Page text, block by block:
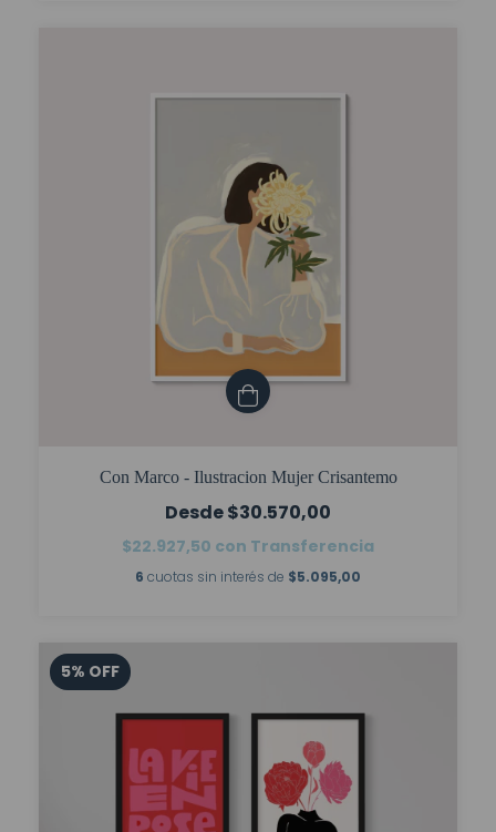
Con Marco - Ilustracion Mujer Crisantemo
$30.570,00
$22.927,50 con Transferencia
6 cuotas sin interés de $5.095,00
5% OFF